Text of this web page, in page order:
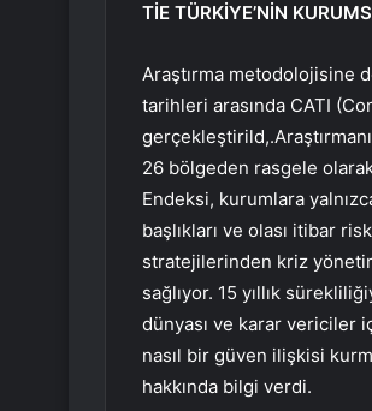
TİE TÜRKİYE’NİN
Araştırma metodolojisine
tarihleri arasında CATI
26 bölgeden rasgele
Endeksi, kurumlara
başlıkları ve olası itibar
stratejilerinden kriz
sağlıyor. 15 yıllık
dünyası ve karar vericiler
nasıl bir güven ilişkisi
hakkında bilgi verdi.